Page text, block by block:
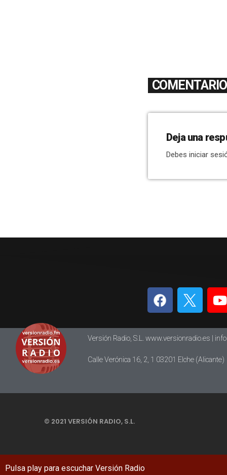
Deja una
Debes iniciar
Versión Radio, S.L. www.versionradio.es |
Calle Verónica 16, 2, 1 03201 Elche (Alicante)
© 2021 VERSIÓN RADIO, S.L.